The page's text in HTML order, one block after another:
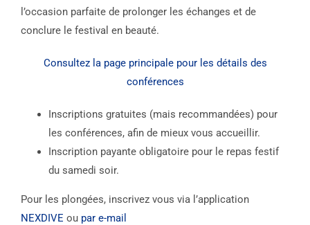
l’occasion parfaite de prolonger les échanges et de
conclure le festival en beauté.
Consultez la page principale pour les détails des
conférences
Inscriptions gratuites (mais recommandées) pour
les conférences, afin de mieux vous accueillir.
Inscription payante obligatoire pour le repas festif
du samedi soir.
Pour les plongées, inscrivez vous via l’application
NEXDIVE ou par e-mail